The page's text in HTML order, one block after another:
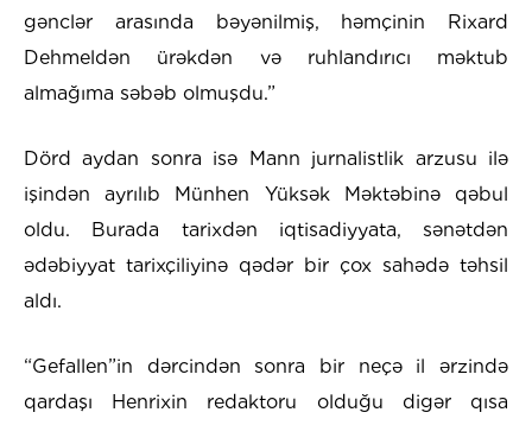
gənclər arasında bəyənilmiş, həmçinin Rixard
Dehmeldən ürəkdən və ruhlandırıcı məktub
almağıma səbəb olmuşdu.”
Dörd aydan sonra isə Mann jurnalistlik arzusu ilə
işindən ayrılıb Münhen Yüksək Məktəbinə qəbul
oldu. Burada tarixdən iqtisadiyyata, sənətdən
ədəbiyyat tarixçiliyinə qədər bir çox sahədə təhsil
aldı.
“Gefallen”in dərcindən sonra bir neçə il ərzində
qardaşı Henrixin redaktoru olduğu digər qısa